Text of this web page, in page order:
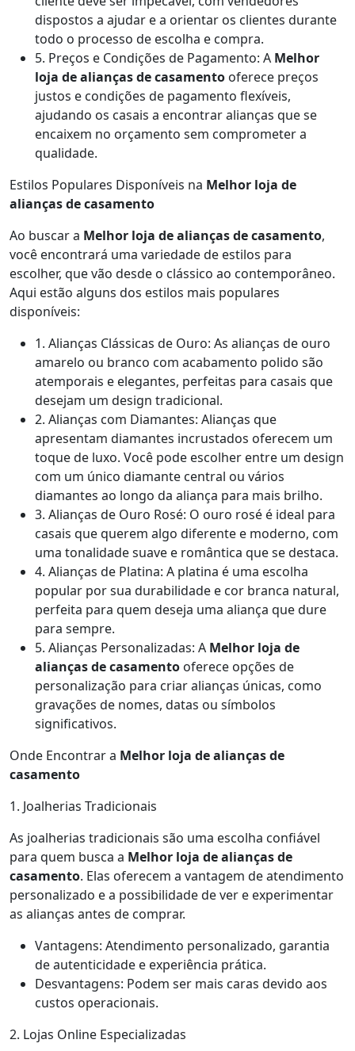
dispostos a ajudar e a orientar os clientes durante
todo o processo de escolha e compra.
5. Preços e Condições de Pagamento: A Melhor
loja de alianças de casamento oferece preços
justos e condições de pagamento flexíveis,
ajudando os casais a encontrar alianças que se
encaixem no orçamento sem comprometer a
qualidade.
Estilos Populares Disponíveis na Melhor loja de
alianças de casamento
Ao buscar a Melhor loja de alianças de casamento,
você encontrará uma variedade de estilos para
escolher, que vão desde o clássico ao contemporâneo.
Aqui estão alguns dos estilos mais populares
disponíveis:
1. Alianças Clássicas de Ouro: As alianças de ouro
amarelo ou branco com acabamento polido são
atemporais e elegantes, perfeitas para casais que
desejam um design tradicional.
2. Alianças com Diamantes: Alianças que
apresentam diamantes incrustados oferecem um
toque de luxo. Você pode escolher entre um design
com um único diamante central ou vários
diamantes ao longo da aliança para mais brilho.
3. Alianças de Ouro Rosé: O ouro rosé é ideal para
casais que querem algo diferente e moderno, com
uma tonalidade suave e romântica que se destaca.
4. Alianças de Platina: A platina é uma escolha
popular por sua durabilidade e cor branca natural,
perfeita para quem deseja uma aliança que dure
para sempre.
5. Alianças Personalizadas: A Melhor loja de
alianças de casamento oferece opções de
personalização para criar alianças únicas, como
gravações de nomes, datas ou símbolos
significativos.
Onde Encontrar a Melhor loja de alianças de
casamento
1. Joalherias Tradicionais
As joalherias tradicionais são uma escolha confiável
para quem busca a Melhor loja de alianças de
casamento. Elas oferecem a vantagem de atendimento
personalizado e a possibilidade de ver e experimentar
as alianças antes de comprar.
Vantagens: Atendimento personalizado, garantia
de autenticidade e experiência prática.
Desvantagens: Podem ser mais caras devido aos
custos operacionais.
2. Lojas Online Especializadas